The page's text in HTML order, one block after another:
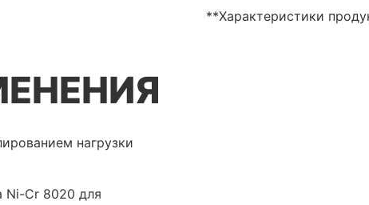
**Характеристики
нагрузки
Ni-Cr 8020 для